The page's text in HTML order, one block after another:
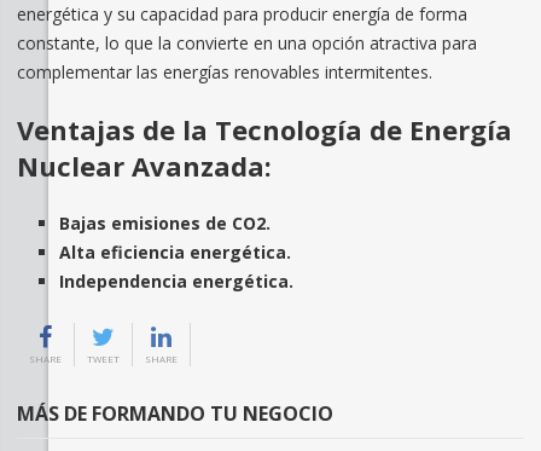
energética y su capacidad para producir energía de forma
constante, lo que la convierte en una opción atractiva para
complementar las energías renovables intermitentes.
Ventajas de la Tecnología de Energía
Nuclear Avanzada:
Bajas emisiones de CO2.
Alta eficiencia energética.
Independencia energética.
SHARE TWEET SHARE
MÁS DE FORMANDO TU NEGOCIO